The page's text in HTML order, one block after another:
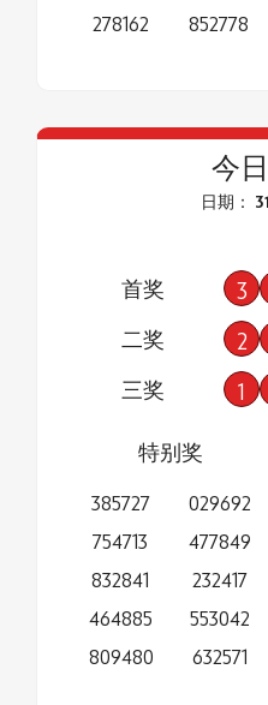
278162
852778
今
日期：
首奖 3
二奖 2
三奖 1
特别奖
385727
754713
832841
464885
809480
029692
477849
232417
553042
632571